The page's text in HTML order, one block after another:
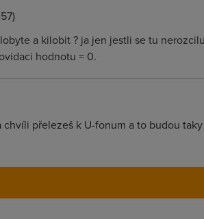
a kilobit ? ja jen jestli se tu
hodnotu = 0.
přelezeš k U-fonum a to budou